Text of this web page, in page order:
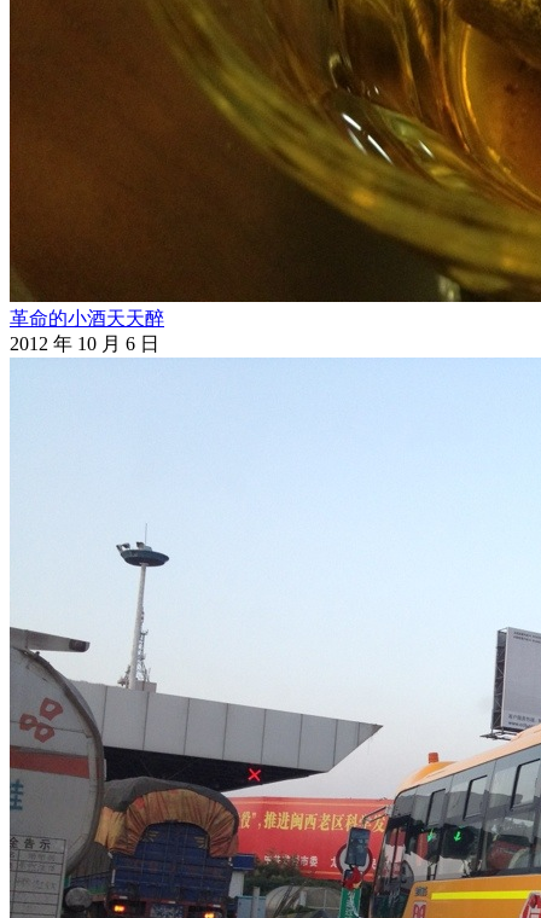
革命的小酒天天醉
2012 年 10 月 6 日